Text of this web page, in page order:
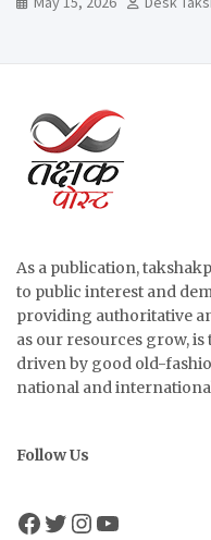
As a publication,
to public interest and
providing authoritative
as our resources grow,
driven by good old-
national and
Follow Us
Facebook
Twitter
Instagram
YouTube